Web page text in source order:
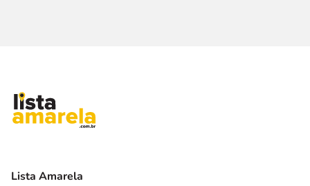
Lista Amarela